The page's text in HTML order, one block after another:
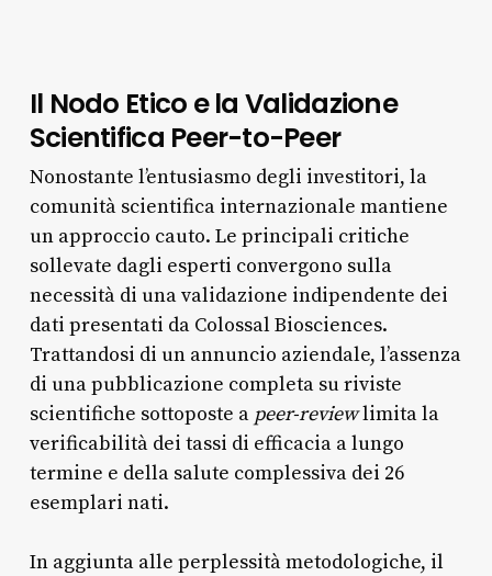
Il Nodo Etico e la Validazione
Scientifica Peer-to-Peer
Nonostante l’entusiasmo degli investitori, la
comunità scientifica internazionale mantiene
un approccio cauto. Le principali critiche
sollevate dagli esperti convergono sulla
necessità di una validazione indipendente dei
dati presentati da Colossal Biosciences.
Trattandosi di un annuncio aziendale, l’assenza
di una pubblicazione completa su riviste
scientifiche sottoposte a peer-reviewlimita la
verificabilità dei tassi di efficacia a lungo
termine e della salute complessiva dei 26
esemplari nati.
In aggiunta alle perplessità metodologiche, il